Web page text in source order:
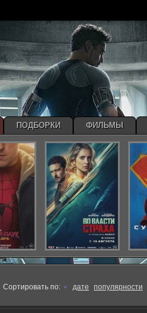
Сортировать по: дате популярности
ПОДБОРКИ ФИЛЬМЫ